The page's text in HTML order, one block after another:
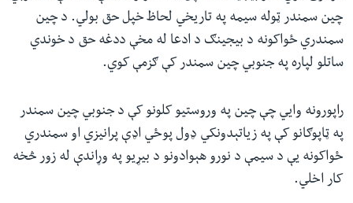
چین سمندر ټوله سیمه په تاریخي لحاظ خپل حق بولي. د چین
سمندري ځواکونه د بیجینګ د ادعا له مخې ددغه حق د خوندي
ساتلو لپاره په جنوبي چین سمندر کې ګزمې کوي.
راپورونه وايي چې چین په وروستیو کلونو کې د جنوبي چین سمندر
په ټاپوګانو کې په زیاتېدونکي ډول پوځي اډې پرانیزي او سمندري
ځواکونه یې د سیمې د نورو هېوادونو د بیړیو په وړاندې له زور څخه
کار اخلي.